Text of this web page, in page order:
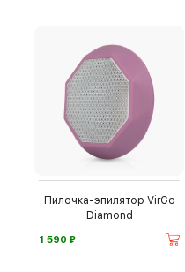
Пилочка-эпилятор VirGo
Diamond
1 590 ⃏